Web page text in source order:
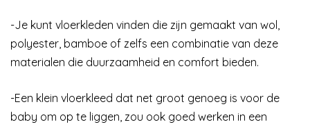
-Je kunt vloerkleden vinden die zijn gemaakt van wol,
polyester, bamboe of zelfs een combinatie van deze
materialen die duurzaamheid en comfort bieden.
-Een klein vloerkleed dat net groot genoeg is voor de
baby om op te liggen, zou ook goed werken in een